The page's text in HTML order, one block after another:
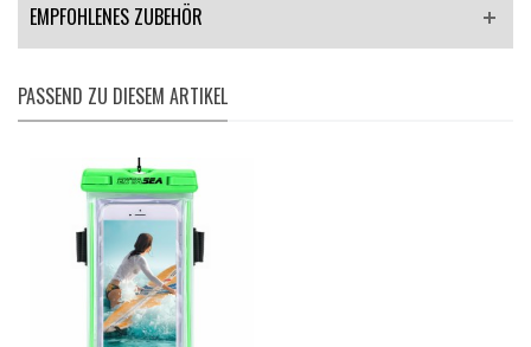
EMPFOHLENES ZUBEHÖR
PASSEND ZU DIESEM ARTIKEL